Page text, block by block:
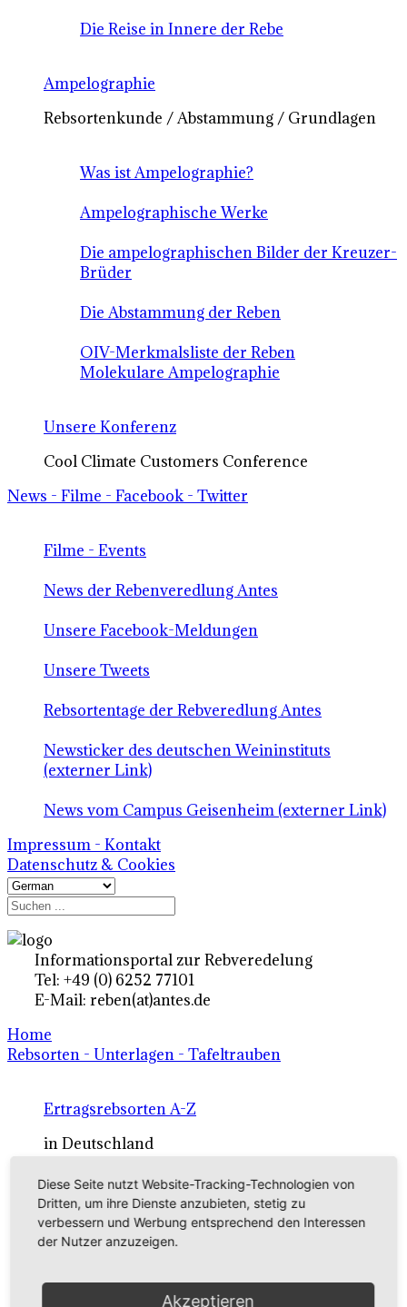
Die Reise in Innere der Rebe
Ampelographie
Rebsortenkunde / Abstammung / Grundlagen
Was ist Ampelographie?
Ampelographische Werke
Die ampelographischen Bilder der Kreuzer-
Brüder
Die Abstammung der Reben
OIV-Merkmalsliste der Reben
Molekulare Ampelographie
Unsere Konferenz
Cool Climate Customers Conference
News - Filme - Facebook - Twitter
Filme - Events
News der Rebenveredlung Antes
Unsere Facebook-Meldungen
Unsere Tweets
Rebsortentage der Rebveredlung Antes
Newsticker des deutschen Weininstituts
(externer Link)
News vom Campus Geisenheim (externer Link)
Impressum - Kontakt
Datenschutz & Cookies
Informationsportal zur Rebveredelung
Tel: +49 (0) 6252 77101
E-Mail: reben(at)antes.de
Home
Rebsorten - Unterlagen - Tafeltrauben
Ertragsrebsorten A-Z
in Deutschland
Rebsorten international
externe Links
Tafeltraubensorten
Diese Seite nutzt Website-Tracking-Technologien von
Dritten, um ihre Dienste anzubieten, stetig zu
verbessern und Werbung entsprechend den Interessen
der Nutzer anzuzeigen.
Akzeptieren